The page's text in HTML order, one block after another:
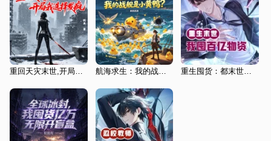
航海求生：我的战舰是小黄鸭？ 重生囤货：都末世了，渣男一边去